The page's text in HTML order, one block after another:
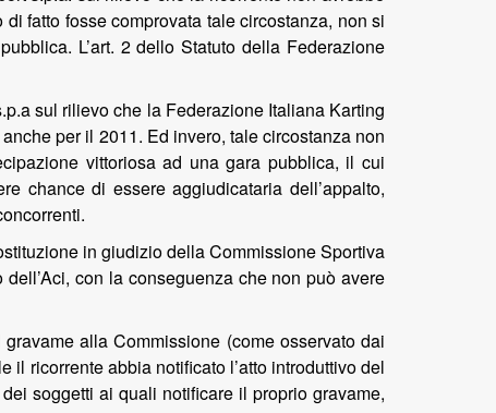
fatto fosse comprovata tale circostanza, non si
L’art. 2 dello Statuto della Federazione
sul rilievo che la Federazione Italiana Karting
per il 2011. Ed invero, tale circostanza non
vittoriosa ad una gara pubblica, il cui
chance di essere aggiudicataria dell’appalto,
in giudizio della Commissione Sportiva
con la conseguenza che non può avere
alla Commissione (come osservato dai
il ricorrente abbia notificato l’atto introduttivo del
soggetti ai quali notificare il proprio gravame,